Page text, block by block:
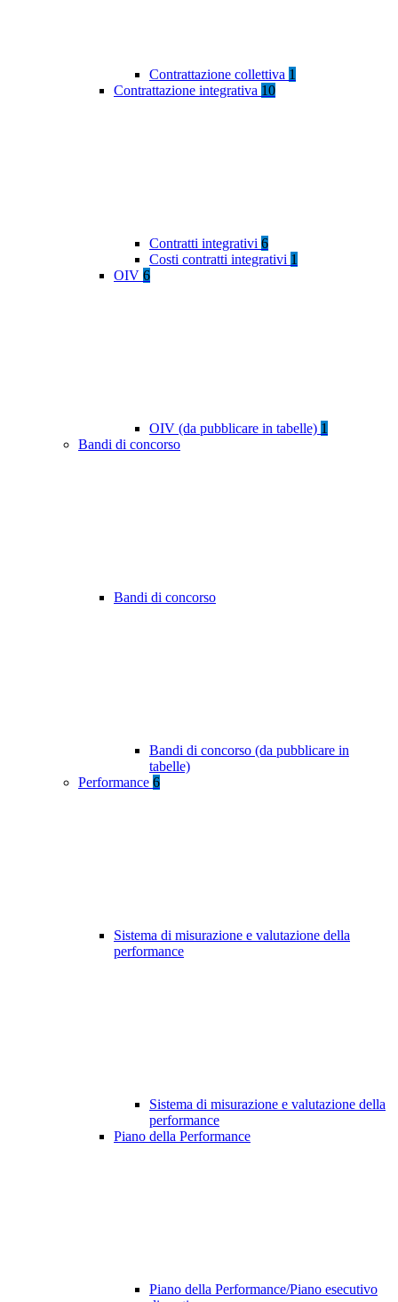
Contrattazione collettiva 1
Contrattazione integrativa 10
Contratti integrativi 6
Costi contratti integrativi 1
OIV 6
OIV (da pubblicare in tabelle) 1
Bandi di concorso
Bandi di concorso
Bandi di concorso (da pubblicare in
tabelle)
Performance 6
Sistema di misurazione e valutazione della
performance
Sistema di misurazione e valutazione della
performance
Piano della Performance
Piano della Performance/Piano esecutivo